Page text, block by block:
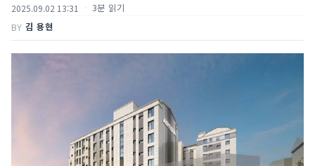
2025.09.02 13:31 3분 읽기
BY 김 용현